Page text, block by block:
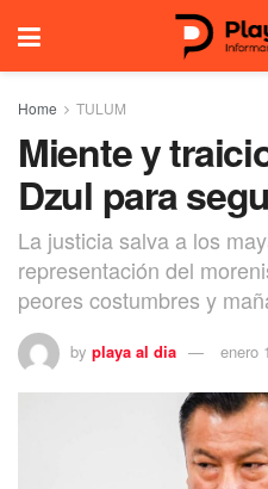
Home TULUM
Miente y
Dzul para
La justicia salva a los
representación del
peores costumbres y
by playa al dia enero